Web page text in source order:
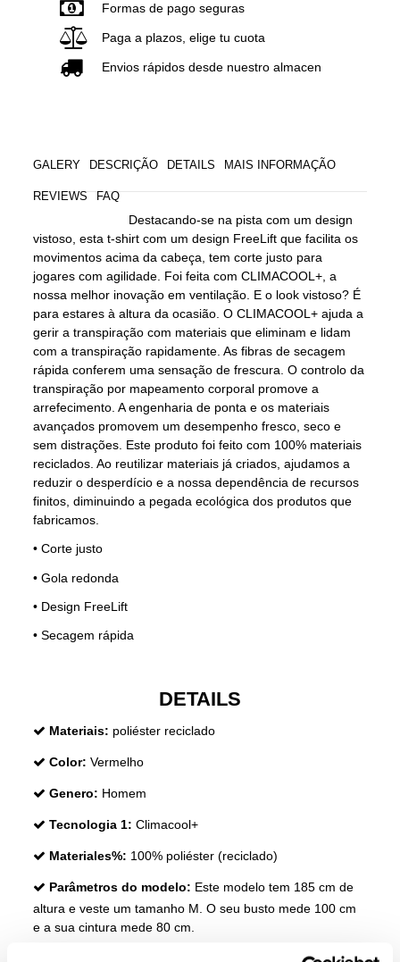
Formas de pago seguras
Paga a plazos, elige tu cuota
Envios rápidos desde nuestro almacen
GALERY DESCRIÇÃO DETAILS MAIS INFORMAÇÃO
REVIEWS FAQ
Destacando-se na pista com um design
vistoso, esta t-shirt com um design FreeLift que facilita os
movimentos acima da cabeça, tem corte justo para
jogares com agilidade. Foi feita com CLIMACOOL+, a
nossa melhor inovação em ventilação. E o look vistoso? É
para estares à altura da ocasião. O CLIMACOOL+ ajuda a
gerir a transpiração com materiais que eliminam e lidam
com a transpiração rapidamente. As fibras de secagem
rápida conferem uma sensação de frescura. O controlo da
transpiração por mapeamento corporal promove a
arrefecimento. A engenharia de ponta e os materiais
avançados promovem um desempenho fresco, seco e
sem distrações. Este produto foi feito com 100% materiais
reciclados. Ao reutilizar materiais já criados, ajudamos a
reduzir o desperdício e a nossa dependência de recursos
finitos, diminuindo a pegada ecológica dos produtos que
fabricamos.
• Corte justo
• Gola redonda
• Design FreeLift
• Secagem rápida
DETAILS
Materiais: poliéster reciclado
Color: Vermelho
Genero: Homem
Tecnologia 1: Climacool+
Materiales%: 100% poliéster (reciclado)
Parâmetros do modelo: Este modelo tem 185 cm de
altura e veste um tamanho M. O seu busto mede 100 cm
e a sua cintura mede 80 cm.